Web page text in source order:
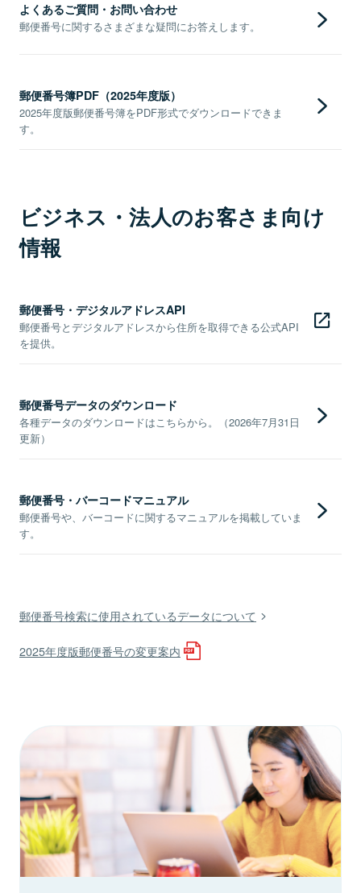
よくあるご質問・お問い合わせ
郵便番号に関するさまざまな疑問にお答えします。
郵便番号簿PDF（2025年度版）
2025年度版郵便番号簿をPDF形式でダウンロードできま
す。
ビジネス・法人のお客さま向け
情報
郵便番号・デジタルアドレスAPI
郵便番号とデジタルアドレスから住所を取得できる公式API
を提供。
郵便番号データのダウンロード
各種データのダウンロードはこちらから。（2026年7月31日
更新）
郵便番号・バーコードマニュアル
郵便番号や、バーコードに関するマニュアルを掲載していま
す。
郵便番号検索に使用されているデータについて
2025年度版郵便番号の変更案内